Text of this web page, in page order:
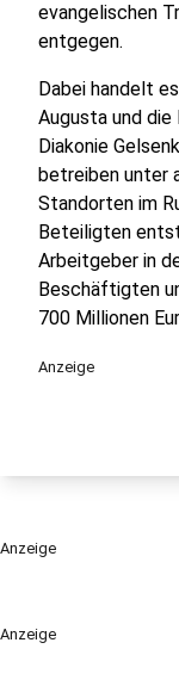
Anzeige
evangelischen
entgegen.
Dabei handelt
Augusta und die
Diakonie
betreiben unter
Standorten im
Beteiligten
Arbeitgeber in
Beschäftigten
700 Millionen
Anzeige
Anzeige